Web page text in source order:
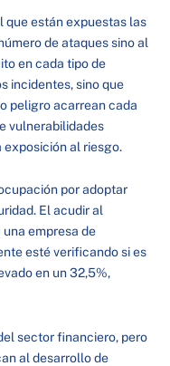
que están expuestas las
de ataques sino al
en cada tipo de
incidentes, sino que
peligro acarrean cada
vulnerabilidades
al riesgo.
por adoptar
El acudir al
empresa de
esté verificando si es
en un 32,5%,
sector financiero, pero
al desarrollo de